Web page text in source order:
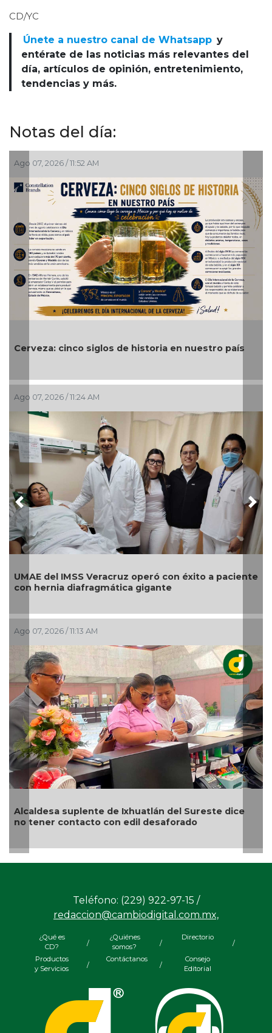
CD/YC
Únete a nuestro canal de Whatsapp y
entérate de las noticias más relevantes del
día, artículos de opinión, entretenimiento,
tendencias y más.
Notas del día:
Ago 07, 2026 / 11:52 AM
Cerveza: cinco siglos de historia en nuestro país
Ago 07, 2026 / 11:24 AM
UMAE del IMSS Veracruz operó con éxito a paciente
con hernia diafragmática gigante
Ago 07, 2026 / 11:13 AM
Alcaldesa suplente de Ixhuatlán del Sureste dice
no tener contacto con edil desaforado
Previous
Teléfono: (229) 922-97-15 /
redaccion@cambiodigital.com.mx,
¿Qué es
CD?
/
¿Quiénes
somos?
/
Directorio
/
Productos
y Servicios
/
Contáctanos
/
Consejo
Editorial